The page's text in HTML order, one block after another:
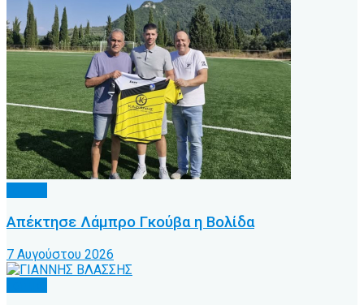
Απέκτησε Λάμπρο Γκούβα η Βολίδα
7 Αυγούστου 2026